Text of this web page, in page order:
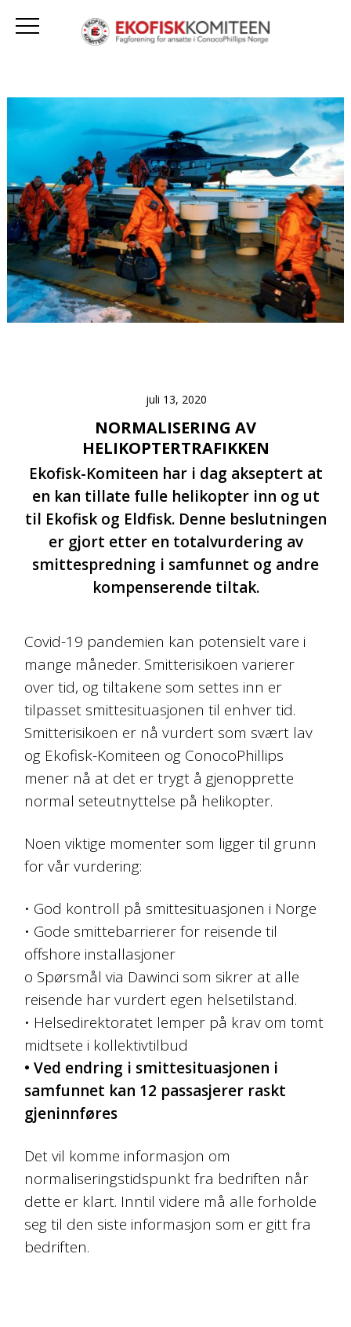
juli 13, 2020
NORMALISERING AV
HELIKOPTERTRAFIKKEN
Ekofisk-Komiteen har i dag akseptert at
en kan tillate fulle helikopter inn og ut
til Ekofisk og Eldfisk. Denne beslutningen
er gjort etter en totalvurdering av
smittespredning i samfunnet og andre
kompenserende tiltak.
Covid-19 pandemien kan potensielt vare i
mange måneder. Smitterisikoen varierer
over tid, og tiltakene som settes inn er
tilpasset smittesituasjonen til enhver tid.
Smitterisikoen er nå vurdert som svært lav
og Ekofisk-Komiteen og ConocoPhillips
mener nå at det er trygt å gjenopprette
normal seteutnyttelse på helikopter.
Noen viktige momenter som ligger til grunn
for vår vurdering:
• God kontroll på smittesituasjonen i Norge
• Gode smittebarrierer for reisende til
offshore installasjoner
o Spørsmål via Dawinci som sikrer at alle
reisende har vurdert egen helsetilstand.
• Helsedirektoratet lemper på krav om tomt
midtsete i kollektivtilbud
• Ved endring i smittesituasjonen i
samfunnet kan 12 passasjerer raskt
gjeninnføres
Det vil komme informasjon om
normaliseringstidspunkt fra bedriften når
dette er klart. Inntil videre må alle forholde
seg til den siste informasjon som er gitt fra
bedriften.